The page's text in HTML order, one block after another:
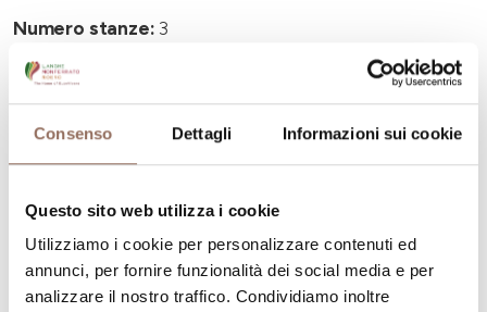
Consenso Dettagli Informazioni sui cookie
Questo sito web utilizza i cookie
Utilizziamo i cookie per personalizzare contenuti ed
annunci, per fornire funzionalità dei social media e per
analizzare il nostro traffico. Condividiamo inoltre
Numero stanze: 3
Numero di bagni:
Numero letti:6
La tua vacanza